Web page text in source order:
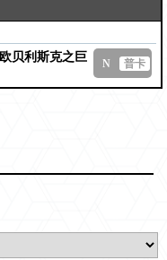
贝利斯克之巨
N 普卡